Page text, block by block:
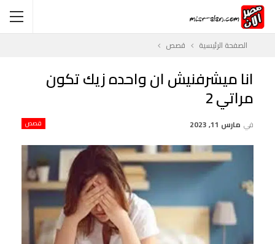
الصفحة الرئيسية قصص
انا ميشرفنيش ان واحده زيك تكون
مراتي 2
قصص في مارس 11, 2023